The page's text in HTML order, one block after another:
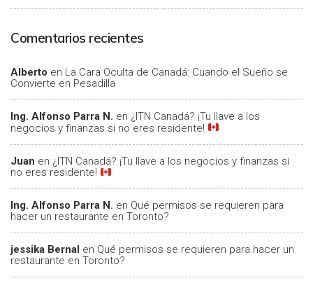
Comentarios recientes
Alberto en La Cara Oculta de Canadá: Cuando el Sueño se
Convierte en Pesadilla
Ing. Alfonso Parra N. en ¿ITN Canadá? ¡Tu llave a los
negocios y finanzas si no eres residente!
Juan en ¿ITN Canadá? ¡Tu llave a los negocios y finanzas si
no eres residente!
Ing. Alfonso Parra N. en Qué permisos se requieren para
hacer un restaurante en Toronto?
jessika Bernal en Qué permisos se requieren para hacer un
restaurante en Toronto?